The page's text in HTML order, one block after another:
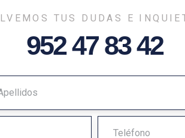
TUS DUDAS E
952 47 83 42